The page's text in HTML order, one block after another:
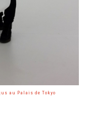
au Palais de Tokyo